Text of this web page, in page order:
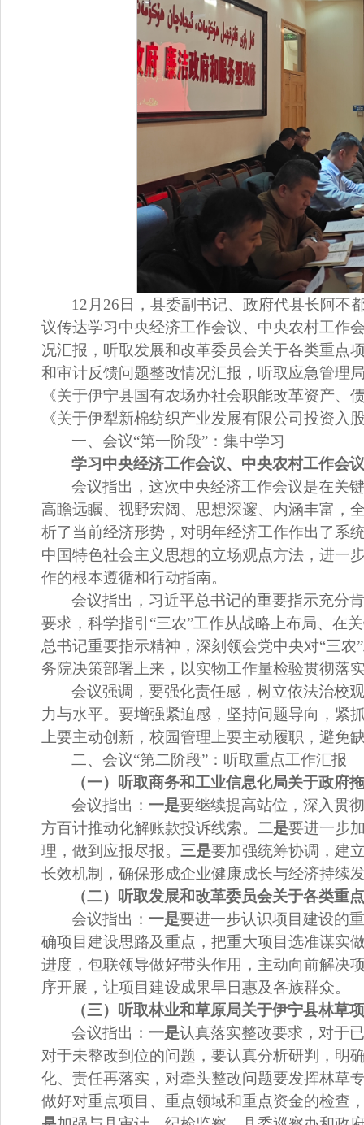
12 月 26 日，县委副书记、政府代县长阿不
议传达学习中央经济工作会议、中央农村工作
况汇报，听取发展和改革委员会关于各类重点
和审计反馈问题整改情况汇报，听取应急管理
《关于伊宁县国有农场办社会职能改革资产、
《关于伊犁新棉纺织产业发展有限公司投资入
一、会议“第一阶段” ：集中学习
学习 中央经济工作会议、中央农村工作会
会议指出，这次中央经济工作会议是在关
高瞻远瞩、视野宏阔、思想深邃、内涵丰富，
析了当前经济形势，对明年经济工作作出了系
中国特色社会主义思想的立场观点方法，进一
作的根本遵循和行动指南。
会议指出， 习近平总书记的重要指示充分
要求，科学指引 “三农”工作从战略上布局、在
总书记重要指示精神，深刻领会党中央对“三农”
务院决策部署上来，以实物工作量检验贯彻落
会议强调，要强化责任感，树立依法治校
力与水平。要增强紧迫感，坚持问题导向，紧
上要主动创新，校园管理上要主动履职，避免
二、会议“第二阶段” ：听取重点工作汇报
（一）
听取商务和工业信息化局关于政府
会议指出： 一是要继续提高站位，深入贯
方百计推动化解账款投诉线索。 二是要进一步
理，做到应报尽报。 三是要加强统筹协调，建
长效机制，确保形成企业健康成长与经济持续
（二）听取发展和改革委员会关于各类重
会议指出： 一是要进一步认识项目建设的
确项目建设思路及重点，把重大项目选准谋实
进度，包联领导做好带头作用，主动向前解决
序开展，让项目建设成果早日惠及各族群众。
（三）听取林业和草原局关于伊宁县林草
会议指出： 一是认真落实整改要求，对于
对于未整改到位的问题，要认真分析研判，明
化、责任再落实，对牵头整改问题要发挥林草
做好对重点项目、重点领域和重点资金的检查